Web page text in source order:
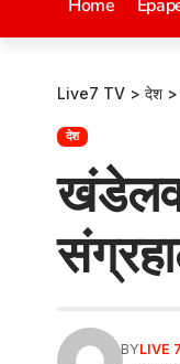
Home
Live7 TV > देश >
देश
BYLIVE